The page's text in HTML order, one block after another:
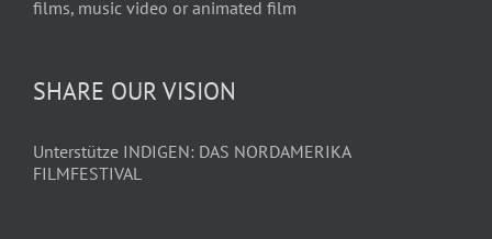
films, music video or animated film
SHARE OUR VISION
Unterstütze INDIGEN: DAS NORDAMERIKA
FILMFESTIVAL